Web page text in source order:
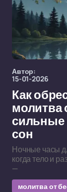
Автор:
15-01-2026
Как
молитва
сильные
сон
Ночные часы
когда тело и
—
молитва от